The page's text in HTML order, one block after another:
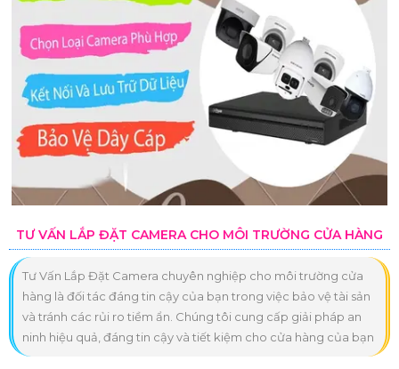
TƯ VẤN LẮP ĐẶT CAMERA CHO MÔI TRƯỜNG CỬA HÀNG
Tư Vấn Lắp Đặt Camera chuyên nghiệp cho môi trường cửa
hàng là đối tác đáng tin cậy của bạn trong việc bảo vệ tài sản
và tránh các rủi ro tiềm ẩn. Chúng tôi cung cấp giải pháp an
ninh hiệu quả, đáng tin cậy và tiết kiệm cho cửa hàng của bạn